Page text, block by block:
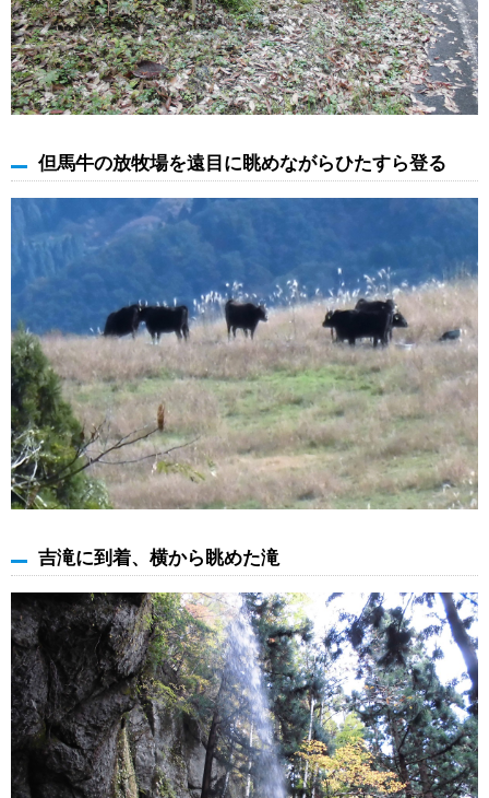
但馬牛の放牧場を遠目に眺めながらひたすら登る
吉滝に到着、横から眺めた滝